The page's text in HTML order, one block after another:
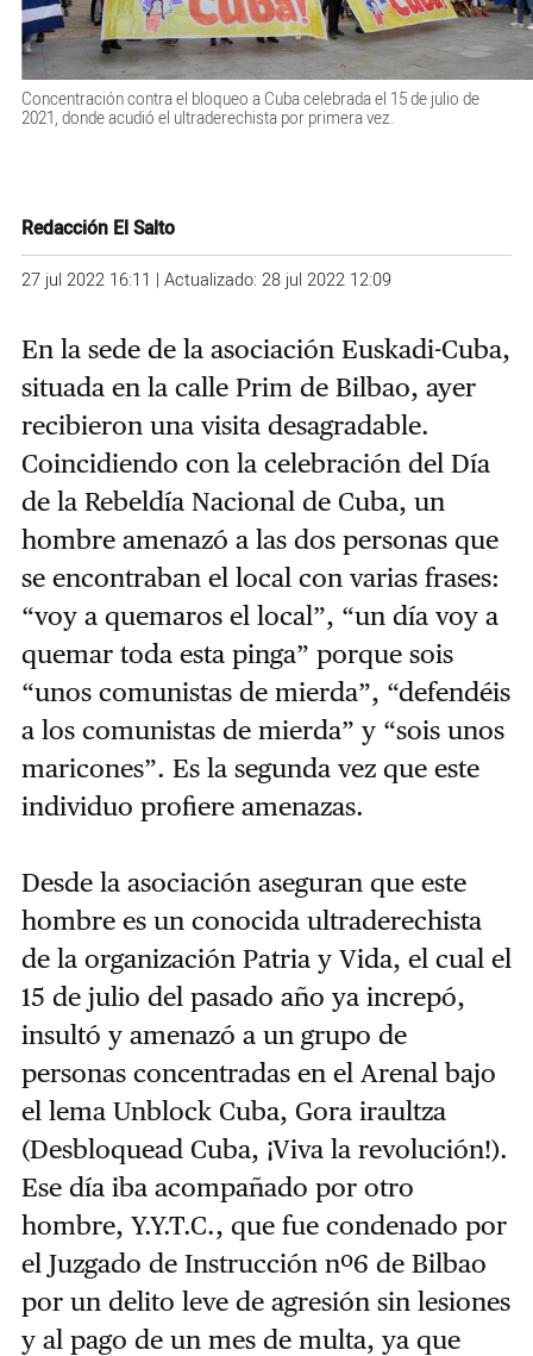
Concentración contra el bloqueo a Cuba celebrada el 15 de julio de
2021, donde acudió el ultraderechista por primera vez.
Redacción El Salto
27 jul 2022 16:11 | Actualizado: 28 jul 2022 12:09
En la sede de la asociación Euskadi-Cuba,
situada en la calle Prim de Bilbao, ayer
recibieron una visita desagradable.
Coincidiendo con la celebración del Día
de la Rebeldía Nacional de Cuba, un
hombre amenazó a las dos personas que
se encontraban el local con varias frases:
“voy a quemaros el local”, “un día voy a
quemar toda esta pinga” porque sois
“unos comunistas de mierda”, “defendéis
a los comunistas de mierda” y “sois unos
maricones”. Es la segunda vez que este
individuo profiere amenazas.
Desde la asociación aseguran que este
hombre es un conocida ultraderechista
de la organización Patria y Vida, el cual el
15 de julio del pasado año ya increpó,
insultó y amenazó a un grupo de
personas concentradas en el Arenal bajo
el lema Unblock Cuba, Gora iraultza
(Desbloquead Cuba, ¡Viva la revolución!).
Ese día iba acompañado por otro
hombre, Y.Y.T.C., que fue condenado por
el Juzgado de Instrucción nº6 de Bilbao
por un delito leve de agresión sin lesiones
y al pago de un mes de multa, ya que